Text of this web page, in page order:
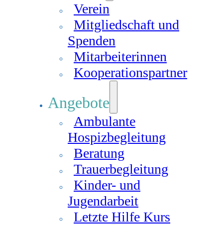
Verein
Mitgliedschaft und
Spenden
Mitarbeiterinnen
Kooperationspartner
Angebote
Ambulante
Hospizbegleitung
Beratung
Trauerbegleitung
Kinder- und
Jugendarbeit
Letzte Hilfe Kurs